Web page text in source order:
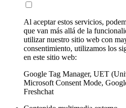
Al aceptar estos servicios,
que van más allá de la
utilizar nuestro sitio web con
consentimiento, utilizamos los
en este sitio web:
Google Tag Manager, UET
Microsoft Consent Mode,
Freshchat